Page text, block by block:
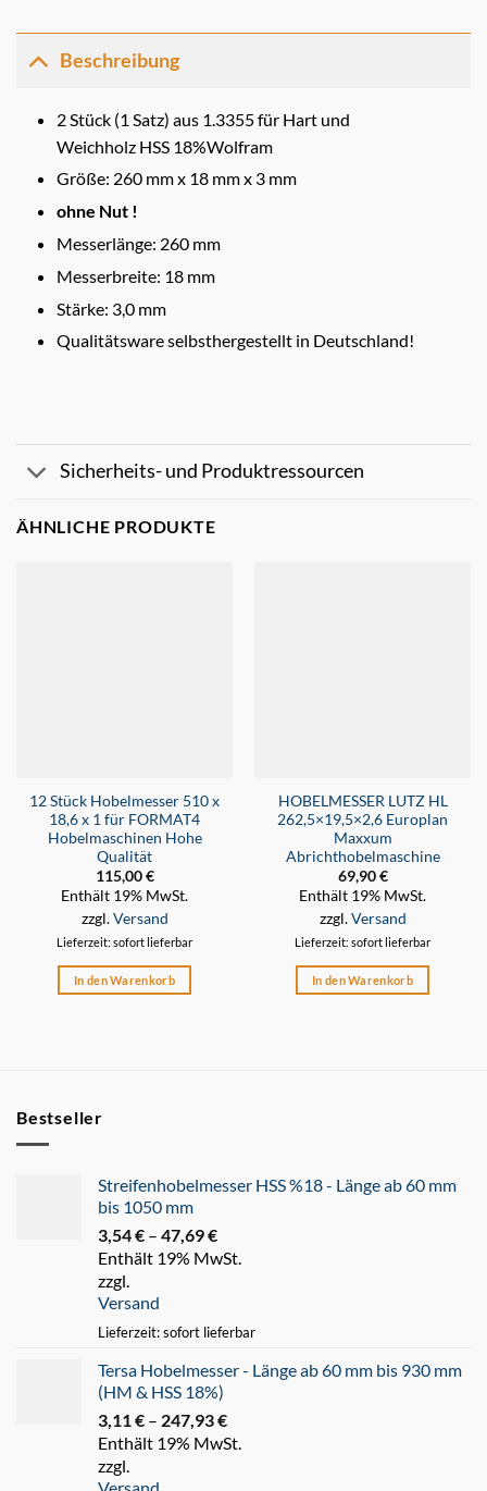
Beschreibung
2 Stück (1 Satz) aus 1.3355 für Hart und
Weichholz HSS 18%Wolfram
Größe: 260 mm x 18 mm x 3 mm
ohne Nut !
Messerlänge: 260 mm
Messerbreite: 18 mm
Stärke: 3,0 mm
Qualitätsware selbsthergestellt in Deutschland!
Sicherheits- und Produktressourcen
ÄHNLICHE PRODUKTE
12 Stück Hobelmesser 510 x
18,6 x 1 für FORMAT4
Hobelmaschinen Hohe
Qualität
115,00€
Enthält 19% MwSt.
zzgl.Versand
Lieferzeit: sofort lieferbar
In den Warenkorb
HOBELMESSER LUTZ HL
262,5×19,5×2,6 Europlan
Maxxum
Abrichthobelmaschine
69,90€
Enthält 19% MwSt.
zzgl.Versand
Lieferzeit: sofort lieferbar
In den Warenkorb
Bestseller
Streifenhobelmesser HSS %18 - Länge ab 60 mm
bis 1050 mm
3,54€ – 47,69€
3,54 €
Enthält 19% MwSt.
zzgl.
Versand
Lieferzeit: sofort lieferbar
Tersa Hobelmesser - Länge ab 60 mm bis 930 mm
(HM & HSS 18%)
3,11 € – 247,93€
3,11 €
Enthält 19% MwSt.
zzgl.
Versand